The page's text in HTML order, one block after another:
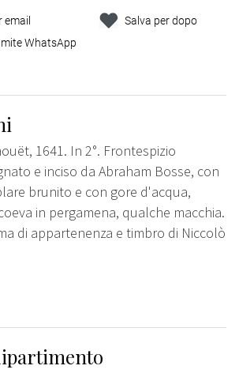
email
WhatsApp
Salva per dopo
1641. In 2°. Frontespizio
e inciso da Abraham Bosse, con
brunito e con gore d'acqua,
in pergamena, qualche macchia.
di appartenenza e timbro di Niccolò